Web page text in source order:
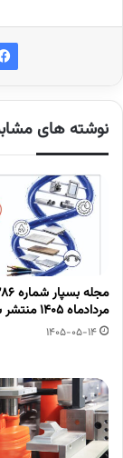
نوشته های
مردادماه 1405 منتشر شد
1405-05-14